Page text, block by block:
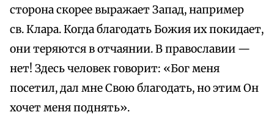
сторона скорее выражает Запад, например
св. Клара. Когда благодать Божия их покидает,
они теряются в отчаянии. В православии —
нет! Здесь человек говорит: «Бог меня
посетил, дал мне Свою благодать, но этим Он
хочет меня поднять».